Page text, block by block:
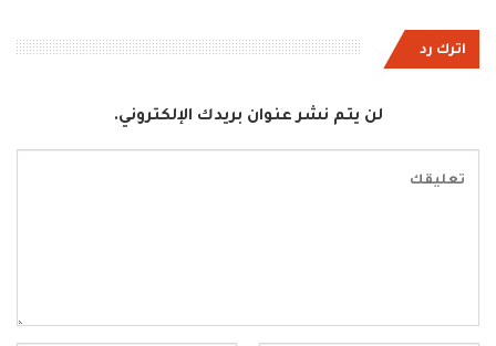
اترك رد
لن يتم نشر عنوان بريدك الإلكتروني.